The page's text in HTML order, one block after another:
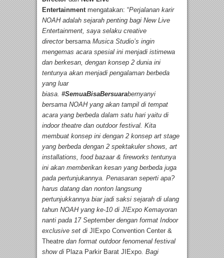
Entertainment mengatakan: “Perjalanan karir
NOAH adalah sejarah penting bagi New Live
Entertainment, saya selaku creative
director bersama Musica Studio’s ingin
mengemas acara spesial ini menjadi istimewa
dan berkesan, dengan konsep 2 dunia ini
tentunya akan menjadi pengalaman berbeda
yang luar
biasa. #SemuaBisaBersuarabernyanyi
bersama NOAH yang akan tampil di tempat
acara yang berbeda dalam satu hari yaitu di
indoor theatre dan outdoor festival. Kita
membuat konsep ini dengan 2 konsep art stage
yang berbeda dengan 2 spektakuler shows, art
installations, food bazaar & fireworks tentunya
ini akan memberikan kesan yang berbeda juga
pada pertunjukannya. Penasaran seperti apa?
harus datang dan nonton langsung
pertunjukkannya biar jadi saksi sejarah di ulang
tahun NOAH yang ke-10 di JIExpo Kemayoran
nanti pada 17 September dengan format Indoor
exclusive set di JIExpo Convention Center &
Theatre dan format outdoor fenomenal festival
show di Plaza Parkir Barat JIExpo . Bagi